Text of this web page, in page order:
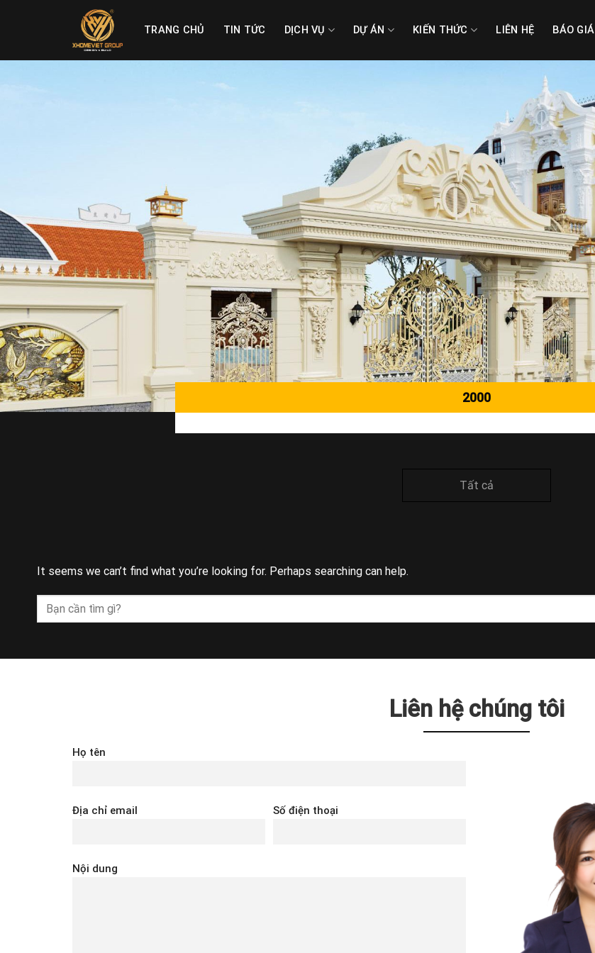
TRANG CHỦ TIN TỨC DỊCH VỤ DỰ ÁN KIẾN THỨC LIÊN HỆ BÁO GIÁ
2000
Tất cả
It seems we can’t find what you’re looking for. Perhaps searching can help.
Liên hệ chúng tôi
Họ tên
Địa chỉ email Số điện thoại
Nội dung